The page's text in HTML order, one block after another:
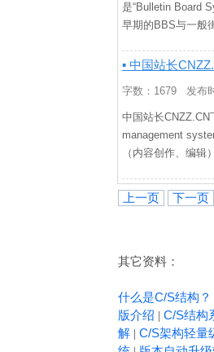
是“Bulletin Board
早期的BBS与一般
▪ 中国站长
字数：1679 发布
中国站长
management
（内容创作、编
上一页 下一页
其它资料：
什么是C/S结构？
版介绍 | C/S结构
解 | C/S架构轻量